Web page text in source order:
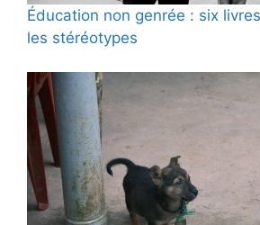
Éducation non genrée : six
les stéréotypes